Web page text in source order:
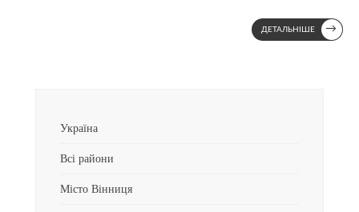
ДЕТАЛЬНІШЕ →
Україна
Всі райони
Місто Вінниця